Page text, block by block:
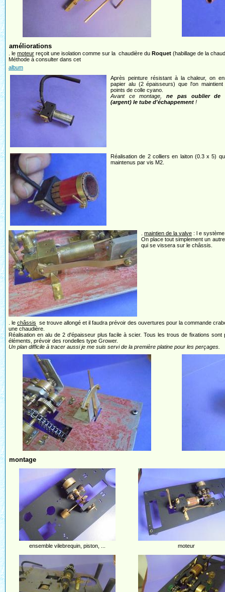
améliorations
. le moteur reçoit une isolation comme sur la chaudière du Roquet (habillage de la
Méthode à consulter dans cet
album
Après peinture résistant à la chaleur, on
papier alu (2 épaisseurs) que l'on
points de colle cyano.
Avant ce montage,ne pas oublier de
(argent) le tube d'échappement !
Réalisation de 2 colliers en laiton (0.3 x 5)
maintenus par vis M2.
maintien de la valve : l e
On place tout simplement un
qui se vissera sur le châssis.
. lechâssis se trouve allongé et il faudra prévoir des ouvertures pour la commande
une chaudière.
Réalisation en alu de 2 d'épaisseur plus facile à scier. Tous les trous de fixations
éléments, prévoir des rondelles type Grower.
Un plan difficile à tracer aussi je me suis servi de la première platine pour les perçages.
montage
ensemble vilebrequin, piston, ... moteur